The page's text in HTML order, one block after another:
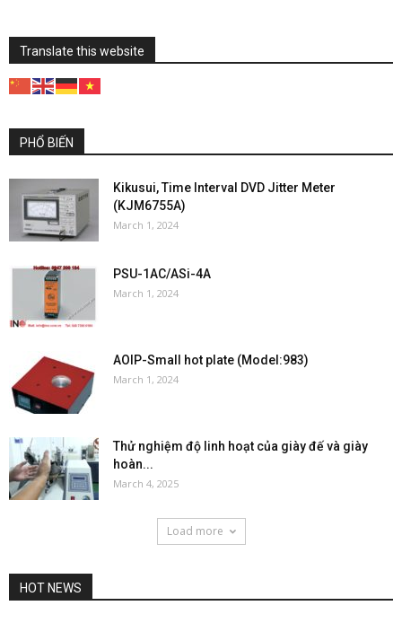
Translate this website
PHỔ BIẾN
Kikusui, Time Interval DVD Jitter Meter
(KJM6755A)
March 1, 2024
PSU-1AC/ASi-4A
March 1, 2024
AOIP-Small hot plate (Model:983)
March 1, 2024
Thử nghiệm độ linh hoạt của giày đế và giày
hoàn...
March 4, 2025
Load more
HOT NEWS